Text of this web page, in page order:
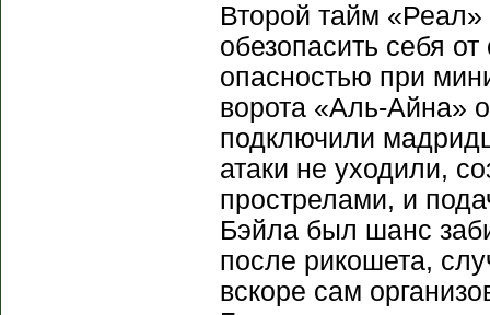
Второй тайм
обезопасить себя от
опасностью при
ворота «Аль-Айна»
подключили
атаки не уходили,
прострелами, и
Бэйла был шанс
после рикошета,
вскоре сам